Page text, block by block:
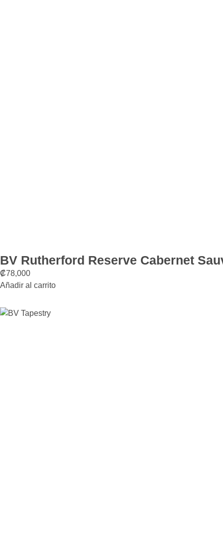
BV Rutherford Reserve Cabernet
₡78,000
Añadir al carrito